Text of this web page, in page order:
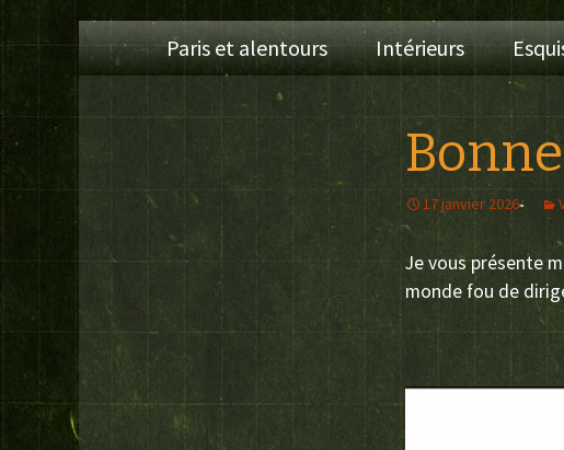
AllerParis et alentours Intérieurs
17 janvier 2026
Je vous présente
monde fou de